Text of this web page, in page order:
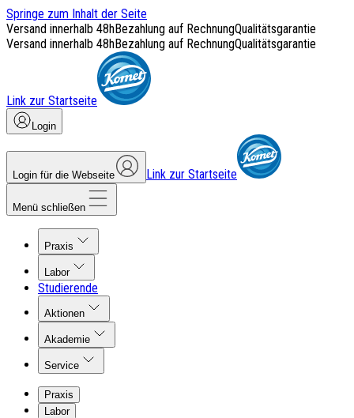
Springe zum Inhalt der Seite
Versand innerhalb 48hBezahlung auf RechnungQualitätsgarantie
Versand innerhalb 48hBezahlung auf RechnungQualitätsgarantie
Link zur Startseite
Login
Login für die Webseite Link zur Startseite
Menü schließen
Praxis
Labor
Studierende
Aktionen
Akademie
Service
Praxis
Labor